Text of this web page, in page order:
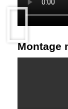
Montage